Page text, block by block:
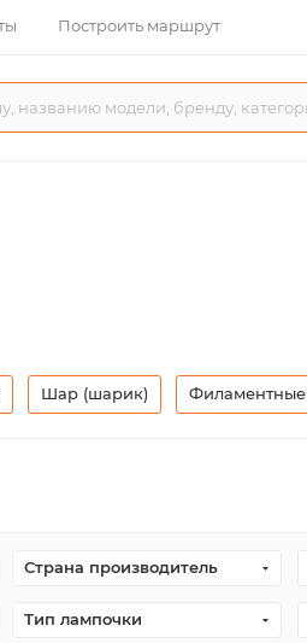
Построить маршрут
Шар (шарик) Филаментные
Страна производитель
Тип лампочки